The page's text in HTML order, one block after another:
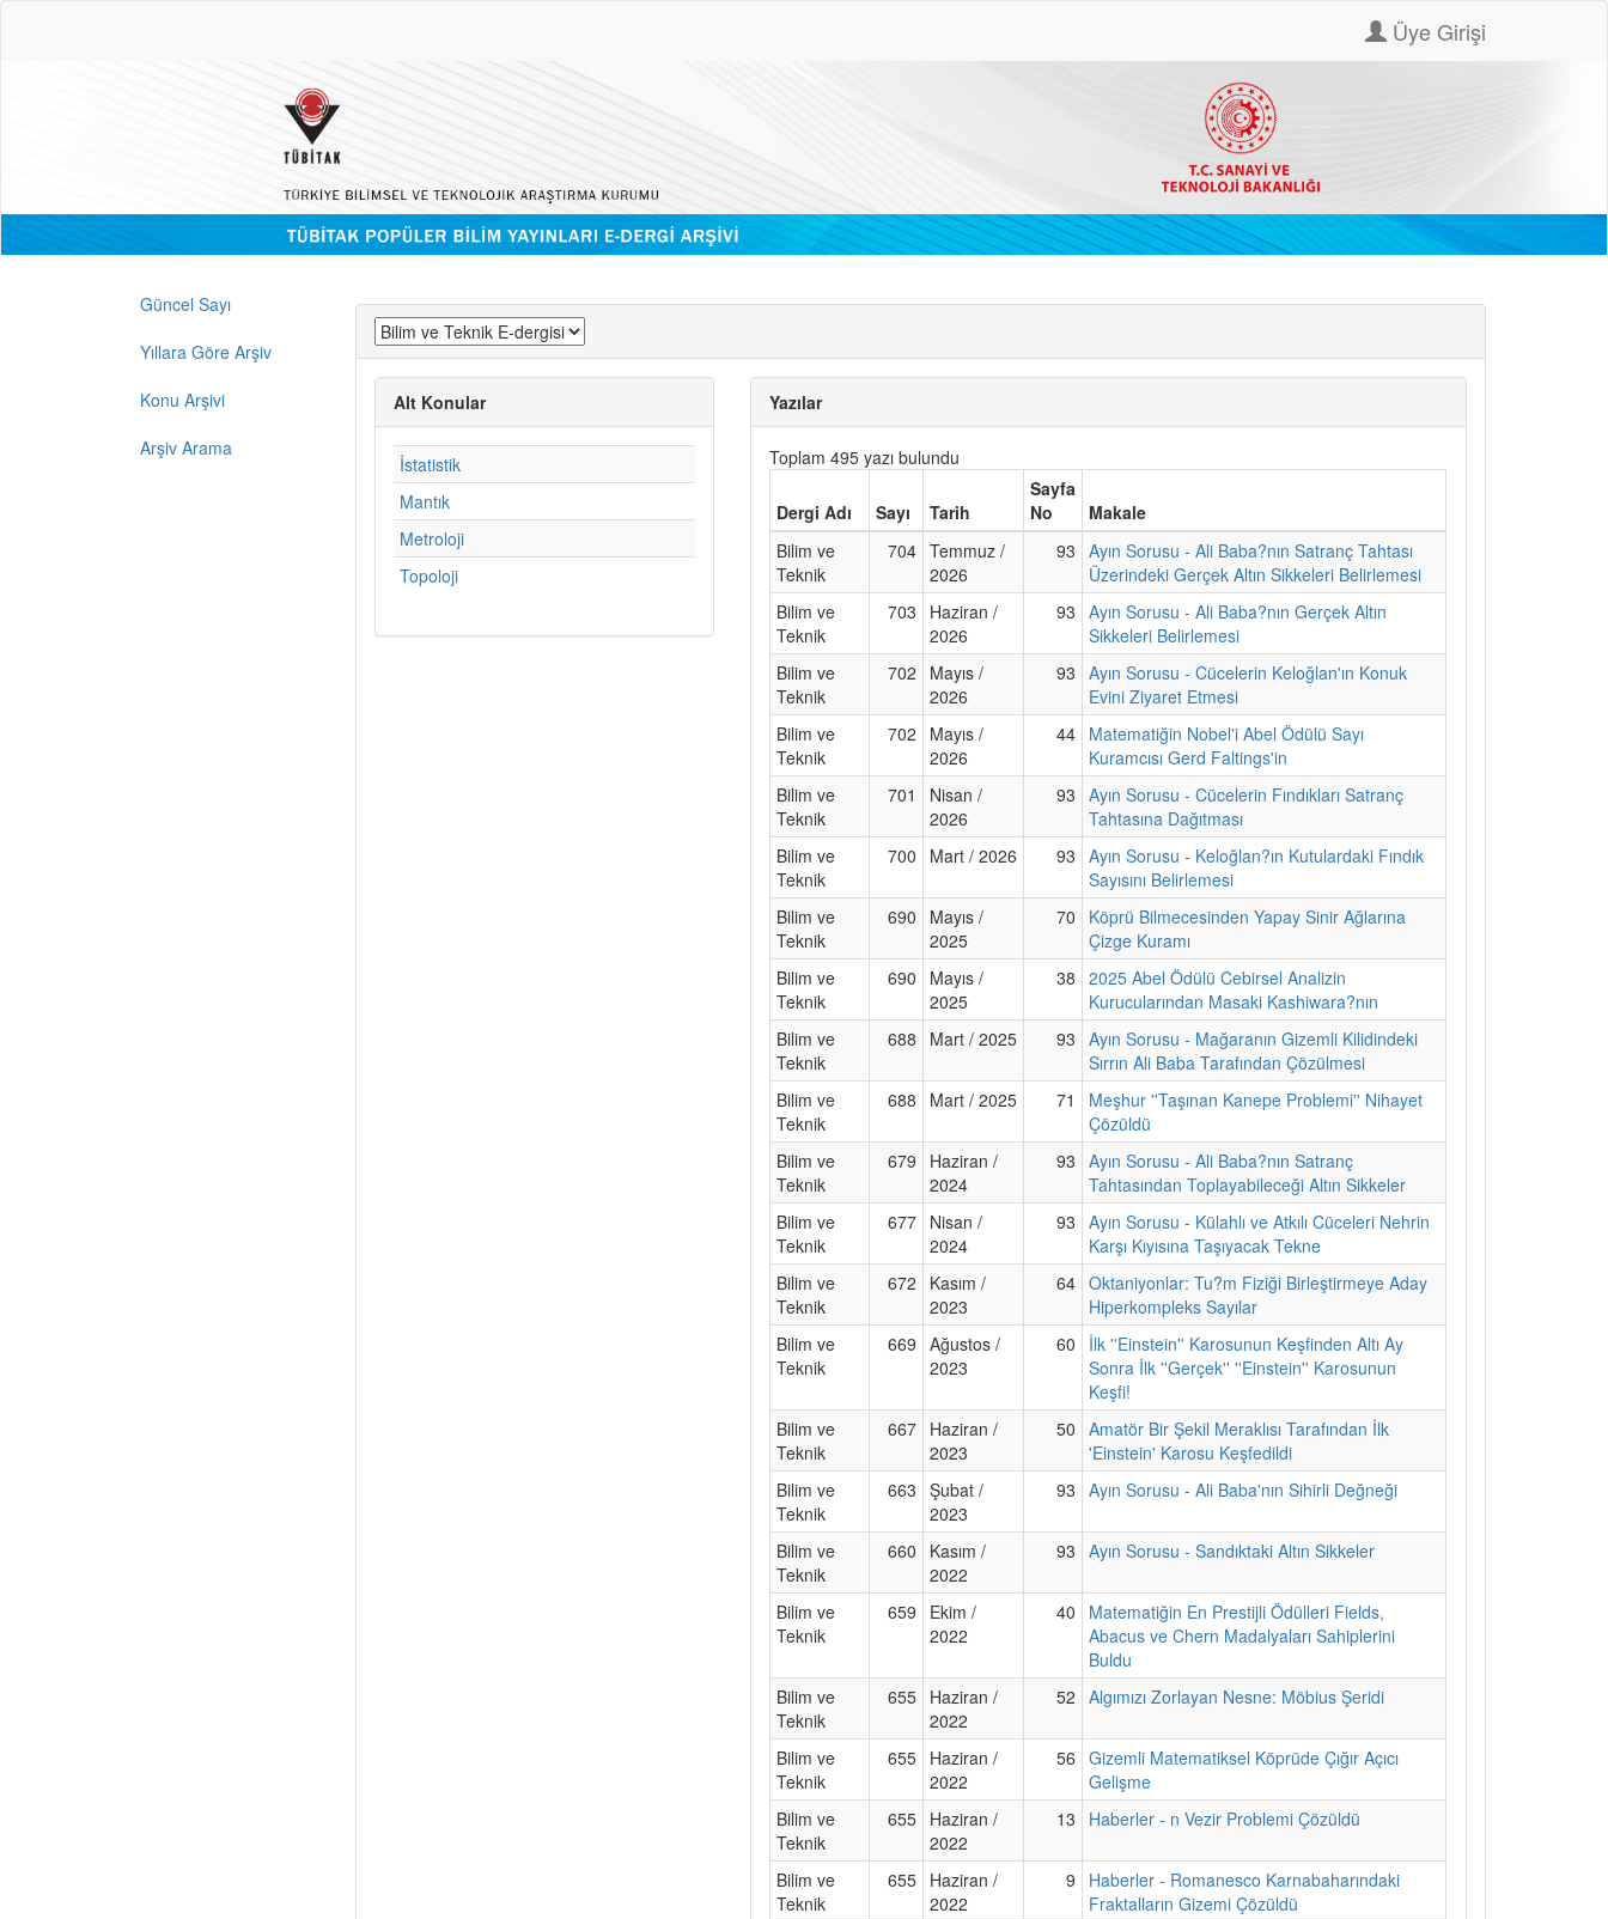
Üye Girişi
Güncel Sayı
Yıllara Göre Arşiv
Konu Arşivi
Arşiv Arama
Alt Konular
İstatistik
Mantık
Metroloji
Topoloji
Yazılar
Toplam 495 yazı bulundu
Dergi Adı Sayı Tarih
Sayfa
No
Makale
Bilim ve
Teknik
704 Temmuz /
2026
93
Ayın Sorusu - Ali Baba?nın Satranç Tahtası
Üzerindeki Gerçek Altın Sikkeleri Belirlemesi
Bilim ve
Teknik
703
Haziran /
2026
93
Ayın Sorusu - Ali Baba?nın Gerçek Altın
Sikkeleri Belirlemesi
Bilim ve
Teknik
702
Mayıs /
2026
93
Ayın Sorusu - Cücelerin Keloğlan'ın Konuk
Evini Ziyaret Etmesi
Bilim ve
Teknik
702
Mayıs /
2026
44 Matematiğin Nobel'i Abel Ödülü Sayı
Kuramcısı Gerd Faltings'in
Bilim ve
Teknik
701
Nisan /
2026
93
Ayın Sorusu - Cücelerin Fındıkları Satranç
Tahtasına Dağıtması
Bilim ve
Teknik
700 Mart / 2026 93
Ayın Sorusu - Keloğlan?ın Kutulardaki Fındık
Sayısını Belirlemesi
Bilim ve
Teknik
690
Mayıs /
2025
70
Köprü Bilmecesinden Yapay Sinir Ağlarına
Çizge Kuramı
Bilim ve
Teknik
690
Mayıs /
2025
38
2025 Abel Ödülü Cebirsel Analizin
Kurucularından Masaki Kashiwara?nın
Bilim ve
Teknik
688 Mart / 2025 93
Ayın Sorusu - Mağaranın Gizemli Kilidindeki
Sırrın Ali Baba Tarafından Çözülmesi
Bilim ve
Teknik
688 Mart / 2025 71
Meşhur ''Taşınan Kanepe Problemi'' Nihayet
Çözüldü
Bilim ve
Teknik
679
Haziran /
2024
93
Ayın Sorusu - Ali Baba?nın Satranç
Tahtasından Toplayabileceği Altın Sikkeler
Bilim ve
Teknik
677 Nisan /
2024
93
Ayın Sorusu - Külahlı ve Atkılı Cüceleri Nehrin
Karşı Kıyısına Taşıyacak Tekne
Bilim ve
Teknik
672
Kasım /
2023
64 Oktaniyonlar: Tu?m Fiziği Birleştirmeye Aday
Hiperkompleks Sayılar
Bilim ve
Teknik
669
Ağustos /
2023
60
İlk ''Einstein'' Karosunun Keşfinden Altı Ay
Sonra İlk ''Gerçek'' ''Einstein'' Karosunun
Keşfi!
Bilim ve
Teknik
667 Haziran /
2023
50
Amatör Bir Şekil Meraklısı Tarafından İlk
'Einstein' Karosu Keşfedildi
Bilim ve
Teknik
663
Şubat /
2023
93 Ayın Sorusu - Ali Baba'nın Sihirli Değneği
Bilim ve
Teknik
660
Kasım /
2022
93 Ayın Sorusu - Sandıktaki Altın Sikkeler
Bilim ve
Teknik
659
Ekim /
2022
40
Matematiğin En Prestijli Ödülleri Fields,
Abacus ve Chern Madalyaları Sahiplerini
Buldu
Bilim ve
Teknik
655 Haziran /
2022
52 Algımızı Zorlayan Nesne: Möbius Şeridi
Bilim ve
Teknik
655 Haziran /
2022
56
Gizemli Matematiksel Köprüde Çığır Açıcı
Gelişme
Bilim ve
Teknik
655 Haziran /
2022
13 Haberler - n Vezir Problemi Çözüldü
Bilim ve
Teknik
655 Haziran /
2022
9
Haberler - Romanesco Karnabaharındaki
Fraktalların Gizemi Çözüldü